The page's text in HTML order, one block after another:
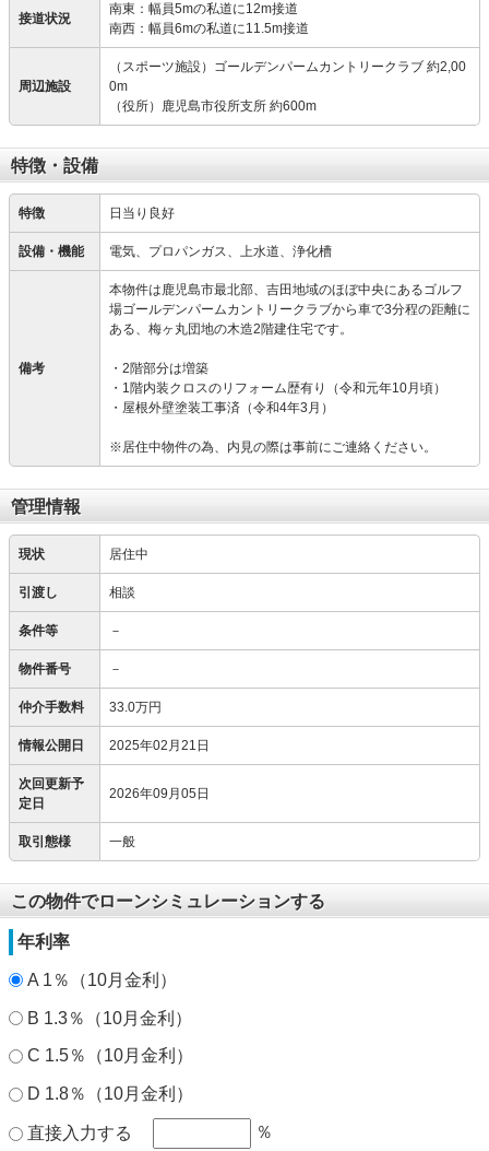
接道状況
南東：幅員5mの私道に12m接道
南西：幅員6mの私道に11.5m接道
周辺施設
（スポーツ施設）ゴールデンパームカントリークラブ 約2,00
0m
（役所）鹿児島市役所支所 約600m
特徴・設備
特徴 日当り良好
設備・機能 電気、プロパンガス、上水道、浄化槽
備考
本物件は鹿児島市最北部、吉田地域のほぼ中央にあるゴルフ
場ゴールデンパームカントリークラブから車で3分程の距離に
ある、梅ヶ丸団地の木造2階建住宅です。
・2階部分は増築
・1階内装クロスのリフォーム歴有り（令和元年10月頃）
・屋根外壁塗装工事済（令和4年3月）
※居住中物件の為、内見の際は事前にご連絡ください。
管理情報
現状 居住中
引渡し 相談
条件等 －
物件番号 －
仲介手数料 33.0万円
情報公開日 2025年02月21日
次回更新予
定日
2026年09月05日
取引態様 一般
この物件でローンシミュレーションする
年利率
A 1％（10月金利）
B 1.3％（10月金利）
C 1.5％（10月金利）
D 1.8％（10月金利）
直接入力する ％